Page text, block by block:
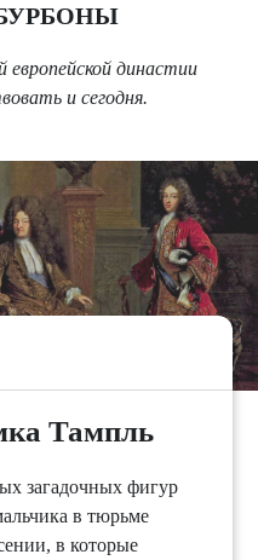
европейской династии
и сегодня.
Тампль
загадочных фигур
в тюрьме
в которые